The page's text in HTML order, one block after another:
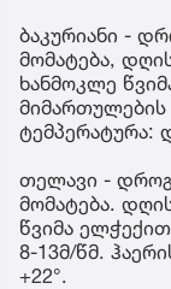
ბაკურიანი -
მომატება,
ხანმოკლე
მიმართულების
ტემპერატურა:
თელავი -
მომატება.
წვიმა
8-13მ/წმ.
+22°.